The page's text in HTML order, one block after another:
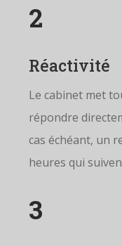
2
Réactivité
Le cabinet met
répondre
cas échéant, un
heures qui
3